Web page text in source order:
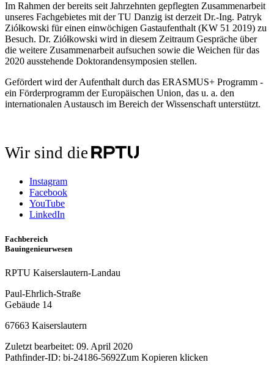
Im Rahmen der bereits seit Jahrzehnten gepflegten Zusammenarbeit
unseres Fachgebietes mit der TU Danzig ist derzeit Dr.-Ing. Patryk
Ziółkowski für einen einwöchigen Gastaufenthalt (KW 51 2019) zu
Besuch. Dr. Ziółkowski wird in diesem Zeitraum Gespräche über
die weitere Zusammenarbeit aufsuchen sowie die Weichen für das
2020 ausstehende Doktorandensymposien stellen.
Gefördert wird der Aufenthalt durch das ERASMUS+ Programm -
ein Förderprogramm der Europäischen Union, das u. a. den
internationalen Austausch im Bereich der Wissenschaft unterstützt.
Wir sind die
Instagram
Facebook
YouTube
LinkedIn
Fachbereich
Bauingenieurwesen
RPTU Kaiserslautern-Landau
Paul-Ehrlich-Straße
Gebäude 14
67663 Kaiserslautern
Zuletzt bearbeitet: 09. April 2020
Pathfinder-ID: bi-24186-5692Zum Kopieren klicken